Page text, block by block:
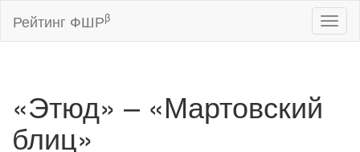
Рейтинг ФШРβ
«Этюд» – «Мартовский
блиц»